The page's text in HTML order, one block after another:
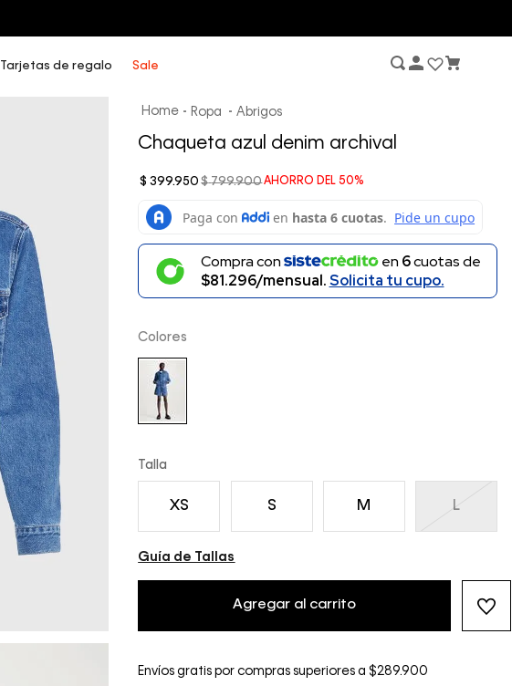
Tarjetas de regalo Sale
Ropa Abrigos
Chaqueta azul denim archival
AHORRO DEL 50%
$ 799.900
$ 399.950
Compra con en 6cuotas de
$81.296/mensual.Solicita tu cupo.
Colores
Talla
XS S M L
Guía de Tallas
Agregar al carrito
Envíos gratis por compras superiores a $289.900